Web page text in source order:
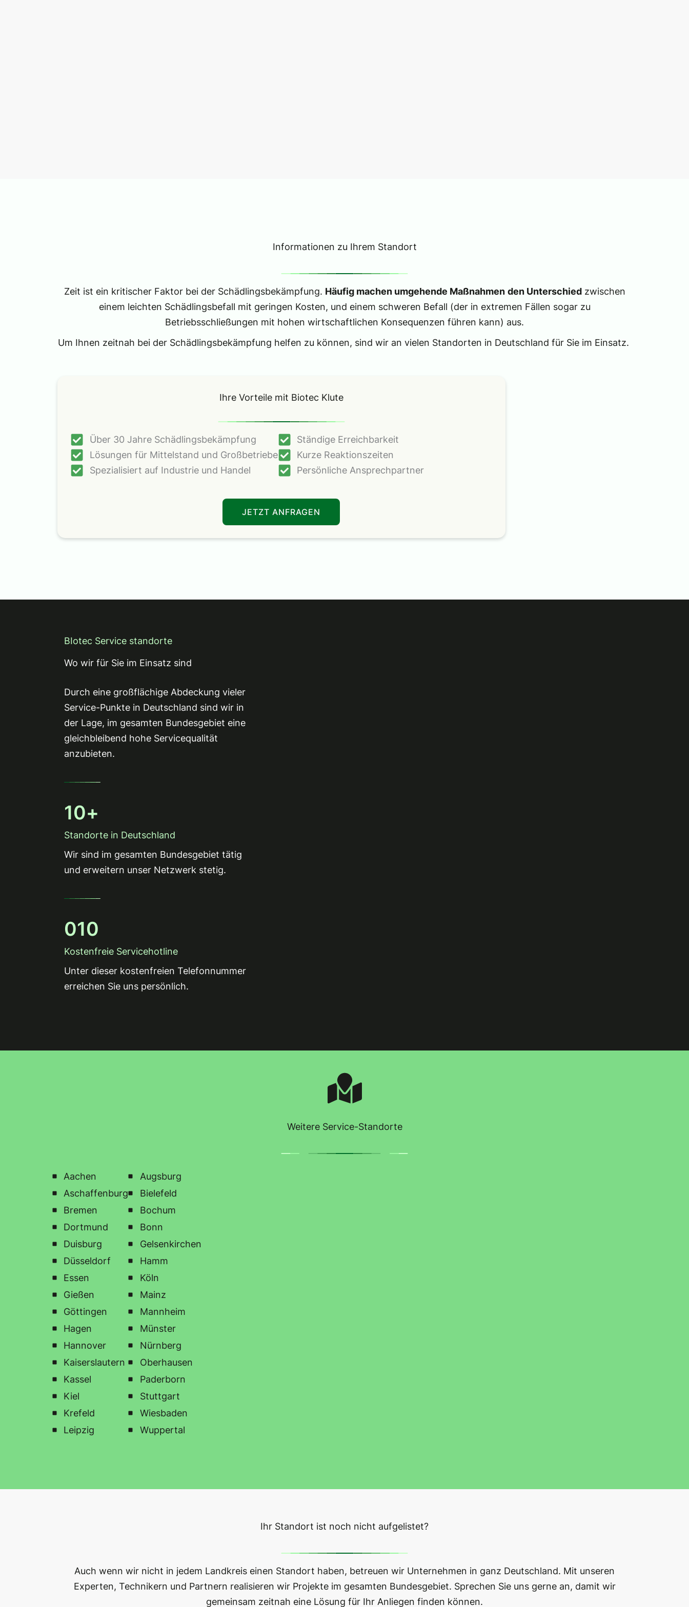
Informationen zu Ihrem Standort
Zeit ist ein kritischer Faktor bei der Schädlingsbekämpfung. Häufig machen umgehende Maßnahmen den Unterschiedzwischen
einem leichten Schädlingsbefall mit geringen Kosten, und einem schweren Befall (der in extremen Fällen sogar zu
Betriebsschließungen mit hohen wirtschaftlichen Konsequenzen führen kann) aus.
Um Ihnen zeitnah bei der Schädlingsbekämpfung helfen zu können, sind wir an vielen Standorten in Deutschland für Sie im Einsatz.
Ihre Vorteile mit Biotec Klute
Über 30 Jahre Schädlingsbekämpfung
Lösungen für Mittelstand und Großbetriebe
Spezialisiert auf Industrie und Handel
Ständige Erreichbarkeit
Kurze Reaktionszeiten
Persönliche Ansprechpartner
JETZT ANFRAGEN
BIotec Service standorte
Wo wir für Sie im Einsatz sind
Durch eine großflächige Abdeckung vieler
Service-Punkte in Deutschland sind wir in
der Lage, im gesamten Bundesgebiet eine
gleichbleibend hohe Servicequalität
anzubieten.
10+
Standorte in Deutschland
Wir sind im gesamten Bundesgebiet tätig
und erweitern unser Netzwerk stetig.
010
Kostenfreie Servicehotline
Unter dieser kostenfreien Telefonnummer
erreichen Sie uns persönlich.
Weitere Service-Standorte
Aachen
Aschaffenburg
Bremen
Dortmund
Duisburg
Düsseldorf
Essen
Gießen
Göttingen
Hagen
Hannover
Kaiserslautern
Kassel
Kiel
Krefeld
Leipzig
Augsburg
Bielefeld
Bochum
Bonn
Gelsenkirchen
Hamm
Köln
Mainz
Mannheim
Münster
Nürnberg
Oberhausen
Paderborn
Stuttgart
Wiesbaden
Wuppertal
Ihr Standort ist noch nicht aufgelistet?
Auch wenn wir nicht in jedem Landkreis einen Standort haben, betreuen wir Unternehmen in ganz Deutschland. Mit unseren
Experten, Technikern und Partnern realisieren wir Projekte im gesamten Bundesgebiet. Sprechen Sie uns gerne an, damit wir
gemeinsam zeitnah eine Lösung für Ihr Anliegen finden können.